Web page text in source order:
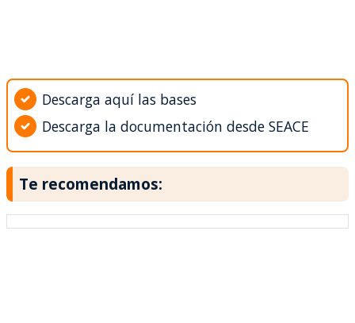
Descarga aquí las bases
Descarga la documentación desde SEACE
Te recomendamos: